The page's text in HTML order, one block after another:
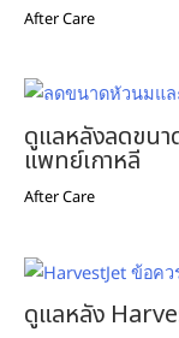
After Care
ดูแลหลังลดขน
แพทย์เกาหลี
After Care
ดูแลหลัง